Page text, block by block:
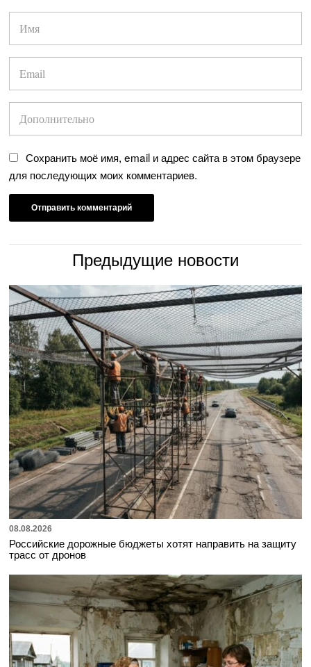
Сохранить моё имя, email и адрес сайта в этом браузере
для последующих моих комментариев.
Предыдущие новости
08.08.2026
Российские дорожные бюджеты хотят направить на защиту
трасс от дронов